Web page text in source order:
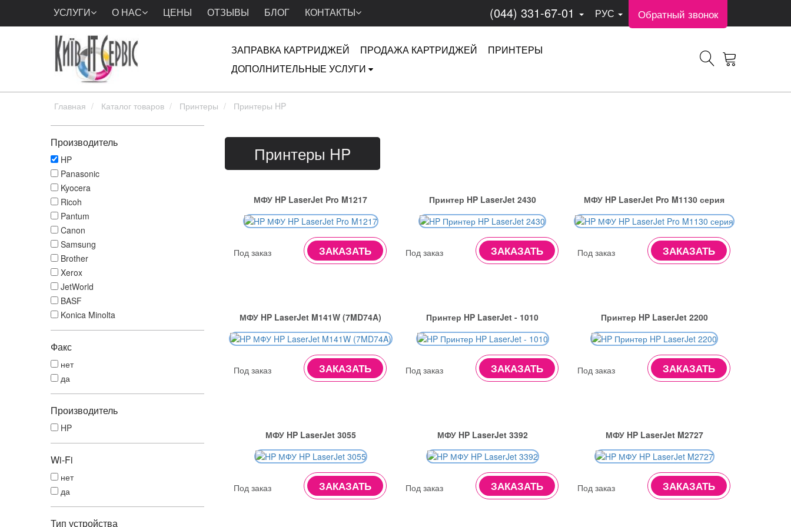
УСЛУГИ О НАС ЦЕНЫ ОТЗЫВЫ БЛОГ КОНТАКТЫ (044) 331-67-01 РУС Обратный звонок
ЗАПРАВКА КАРТРИДЖЕЙ ПРОДАЖА КАРТРИДЖЕЙ
ПРИНТЕРЫ
ДОПОЛНИТЕЛЬНЫЕ УСЛУГИ
Главная Каталог товаров Принтеры Принтеры HP
Производитель
HP
Panasonic
Kyocera
Ricoh
Pantum
Canon
Samsung
Brother
Xerox
JetWorld
BASF
Konica Minolta
Факс
нет
да
Производитель
HP
Wi-Fi
нет
да
Тип устройства
Принтеры HP
МФУ HP LaserJet Pro M1217
Под заказ ЗАКАЗАТЬ
Принтер HP LaserJet 2430
Под заказ ЗАКАЗАТЬ
МФУ HP LaserJet Pro M1130 серия
Под заказ ЗАКАЗАТЬ
МФУ HP LaserJet M141W (7MD74A)
Под заказ ЗАКАЗАТЬ
Принтер HP LaserJet - 1010
Под заказ ЗАКАЗАТЬ
Принтер HP LaserJet 2200
Под заказ ЗАКАЗАТЬ
МФУ HP LaserJet 3055
Под заказ ЗАКАЗАТЬ
МФУ HP LaserJet 3392
Под заказ ЗАКАЗАТЬ
МФУ HP LaserJet M2727
Под заказ ЗАКАЗАТЬ